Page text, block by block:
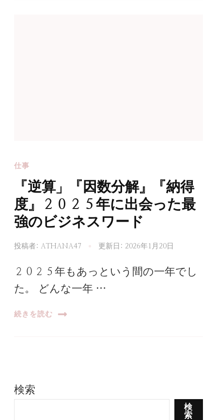
仕事
『逆算」『因数分解』『納得
度』２０２５年に出会った最
強のビジネスワード
投稿者: ATHANA47 更新日: 2026年1月20日
２０２５年もあっという間の一年でし
た。 どんな一年 …
続きを読む
検索
検
索